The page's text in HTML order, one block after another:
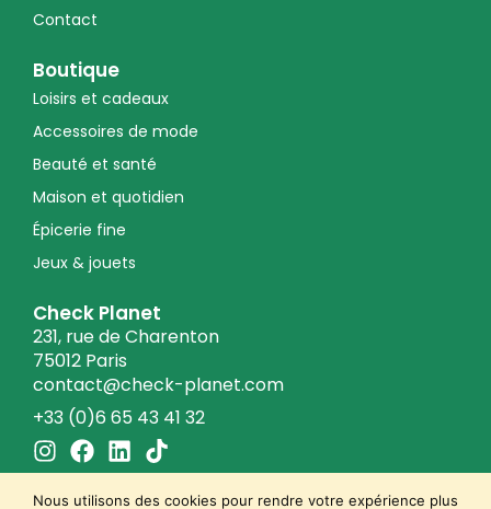
Check Planet
231, rue de Charenton
75012 Paris
contact@check-planet.com
+33 (0)6 65 43 41 32
I
n
s
F
a
c
L
i
n
T
i
k
Boutique
Loisirs et cadeaux
Accessoires de mode
Beauté et santé
Maison et quotidien
Épicerie fine
Jeux & jouets
Contact
Nous utilisons des cookies pour rendre votre expérience plus